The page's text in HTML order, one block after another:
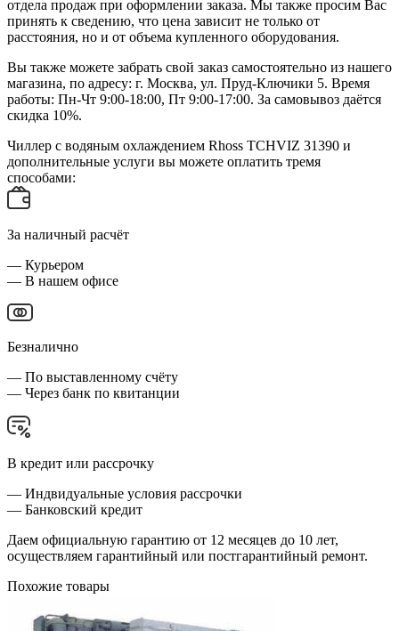
отдела продаж при оформлении заказа. Мы также просим Вас
принять к сведению, что цена зависит не только от
расстояния, но и от объема купленного оборудования.
Вы также можете забрать свой заказ самостоятельно из нашего
магазина, по адресу: г. Москва, ул. Пруд-Ключики 5. Время
работы: Пн-Чт 9:00-18:00, Пт 9:00-17:00. За самовывоз даётся
скидка 10%.
Чиллер с водяным охлаждением Rhoss TCHVIZ 31390 и
дополнительные услуги вы можете оплатить тремя
способами:
За наличный расчёт
— Курьером
— В нашем офисе
Безналично
— По выставленному счёту
— Через банк по квитанции
В кредит или рассрочку
— Индвидуальные условия рассрочки
— Банковский кредит
Даем официальную гарантию от 12 месяцев до 10 лет,
осуществляем гарантийный или постгарантийный ремонт.
Похожие товары